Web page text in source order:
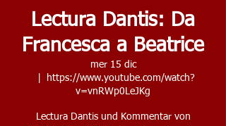
Lectura Dantis: Da
Francesca a Beatrice
mer 15 dic
https://www.youtube.com/watch?
v=vnRWp0LeJKg
Lectura Dantis und Kommentar von